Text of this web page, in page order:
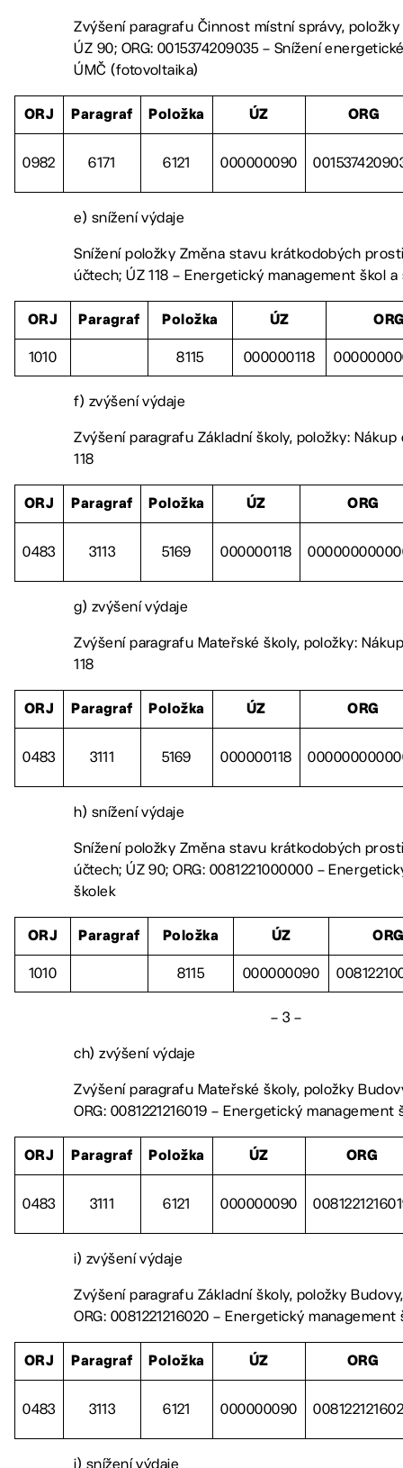
Zvýšení paragrafu Činnost místní správy,
ÚZ 90; ORG: 0015374209035 – Snížení
ÚMČ (fotovoltaika)
ORJ Paragraf Položka ÚZ ORG
0982 6171 6121 000000090
e) snížení výdaje
Snížení položky Změna stavu krátkodobých
účtech; ÚZ 118 – Energetický management škol a
ORJ Paragraf Položka ÚZ
1010 8115 000000118
f) zvýšení výdaje
Zvýšení paragrafu Základní školy, položky:
118
ORJ Paragraf Položka ÚZ ORG
0483 3113 5169 000000118
g) zvýšení výdaje
Zvýšení paragrafu Mateřské školy, položky:
118
ORJ Paragraf Položka ÚZ ORG
0483 3111 5169 000000118
h) snížení výdaje
Snížení položky Změna stavu krátkodobých
účtech; ÚZ 90; ORG: 0081221000000 –
školek
ORJ Paragraf Položka ÚZ
1010 8115 000000090
– 3 –
ch) zvýšení výdaje
Zvýšení paragrafu Mateřské školy, položky
ORG: 0081221216019 – Energetický management
ORJ Paragraf Položka ÚZ ORG
0483 3111 6121 000000090
i) zvýšení výdaje
Zvýšení paragrafu Základní školy, položky
ORG: 0081221216020 – Energetický management
ORJ Paragraf Položka ÚZ ORG
0483 3113 6121 000000090
j) snížení výdaje